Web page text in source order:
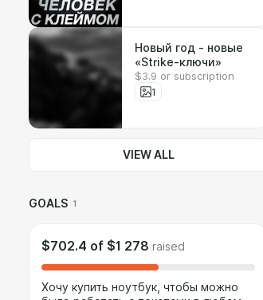
Новый год - новые
«Strike-ключи»
$3.9 or subscription
1
VIEW ALL
GOALS 1
$702.4 of $1 278 raised
Хочу купить ноутбук, чтобы можно